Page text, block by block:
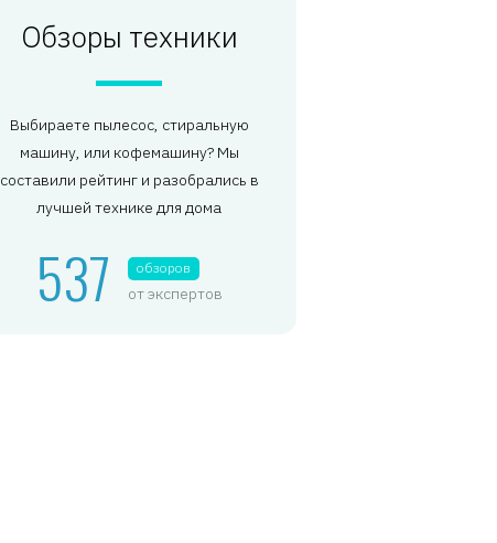
Обзоры техники
Выбираете пылесос, стиральную
машину, или кофемашину? Мы
составили рейтинг и разобрались в
лучшей технике для дома
537 обзоров
от экспертов